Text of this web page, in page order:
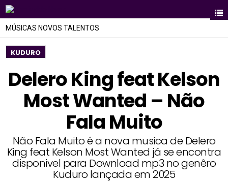
MÚSICAS NOVOS TALENTOS
KUDURO
Delero King feat Kelson
Most Wanted – Não
Fala Muito
Não Fala Muito é a nova musica de Delero
King feat Kelson Most Wanted já se encontra
disponivel para Download mp3 no genêro
Kuduro lançada em 2025